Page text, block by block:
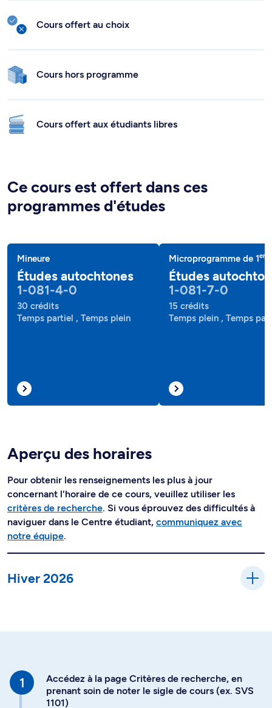
Cours offert au choix
Cours hors programme
Cours offert aux étudiants libres
Ce cours est offert dans ces
programmes d'études
Mineure
Études autochtones
1-081-4-0
30 crédits
Temps partiel , Temps plein
Microprogramme de 1er
Études
1-081-7-0
15 crédits
Temps plein , Temps
Aperçu des horaires
Pour obtenir les renseignements les plus à jour
concernant l'horaire de ce cours, veuillez utiliser les
critères de recherche. Si vous éprouvez des difficultés à
naviguer dans le Centre étudiant, communiquez avec
notre équipe.
Hiver 2026
Accédez à la page Critères de recherche, en
prenant soin de noter le sigle de cours (ex. SVS
1101)